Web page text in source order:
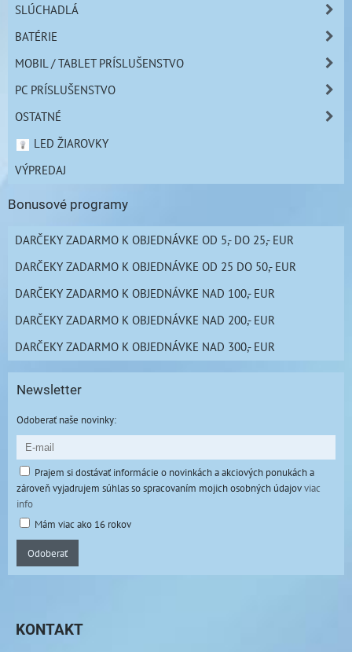
SLÚCHADLÁ
BATÉRIE
MOBIL / TABLET PRÍSLUŠENSTVO
PC PRÍSLUŠENSTVO
OSTATNÉ
LED ŽIAROVKY
VÝPREDAJ
Bonusové programy
DARČEKY ZADARMO K OBJEDNÁVKE OD 5,- DO 25,- EUR
DARČEKY ZADARMO K OBJEDNÁVKE OD 25 DO 50,- EUR
DARČEKY ZADARMO K OBJEDNÁVKE NAD 100,- EUR
DARČEKY ZADARMO K OBJEDNÁVKE NAD 200,- EUR
DARČEKY ZADARMO K OBJEDNÁVKE NAD 300,- EUR
Newsletter
Odoberať naše novinky:
Prajem si dostávať informácie o novinkách a akciových ponukách a
zároveň vyjadrujem súhlas so spracovaním mojich osobných údajovviac
info
Mám viac ako 16 rokov
Odoberať
KONTAKT